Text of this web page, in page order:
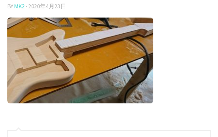
BY MK2 · 2020年4月23日